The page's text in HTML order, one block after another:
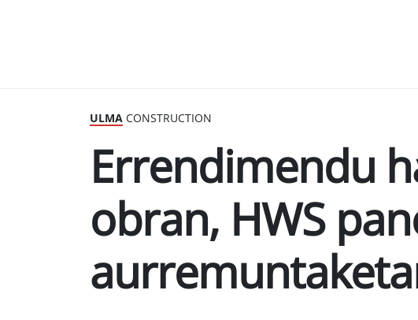
ULMA CONSTRUCTION
Errendimendu
obran, HWS